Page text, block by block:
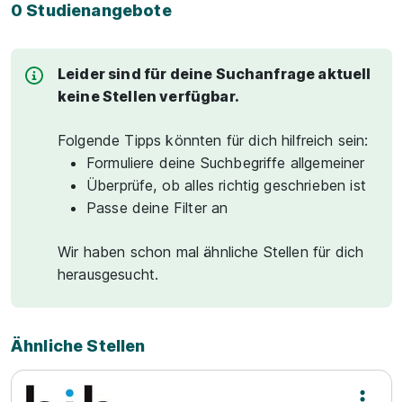
0 Studienangebote
Leider sind für deine Suchanfrage aktuell
keine Stellen verfügbar.
Folgende Tipps könnten für dich hilfreich sein:
Formuliere deine Suchbegriffe allgemeiner
Überprüfe, ob alles richtig geschrieben ist
Passe deine Filter an
Wir haben schon mal ähnliche Stellen für dich
herausgesucht.
Ähnliche Stellen